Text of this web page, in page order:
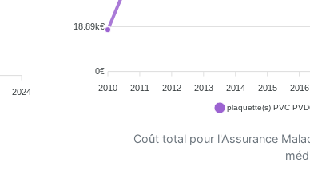
2024
18.89k€
0€
2010
2011 2012 2013 2014 2015 2016
plaquette(s) PVC
Coût total pour l'Assurance